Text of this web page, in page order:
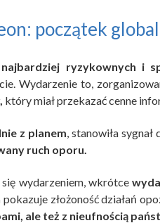
początek
ryzykownych i
Wydarzenie to,
który miał przekazać cenne
z planem , stanowiła
ruch oporu.
wydarzeniem, wkrótce
złożoność działań
ale też z nieufnością